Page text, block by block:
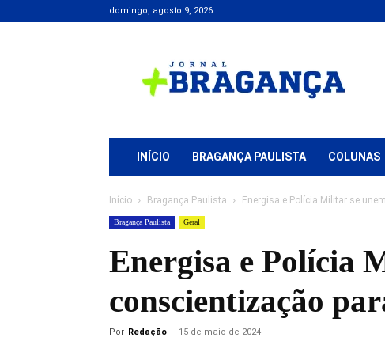
domingo, agosto 9, 2026
+
Bragança
INÍCIO BRAGANÇA PAULISTA COLUNAS
Início Bragança Paulista Energisa e Polícia Militar se
Bragança Paulista Geral
Energisa e Polícia
conscientização
Por Redação - 15 de maio de 2024